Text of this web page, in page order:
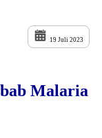
19 Juli 2023
Malaria